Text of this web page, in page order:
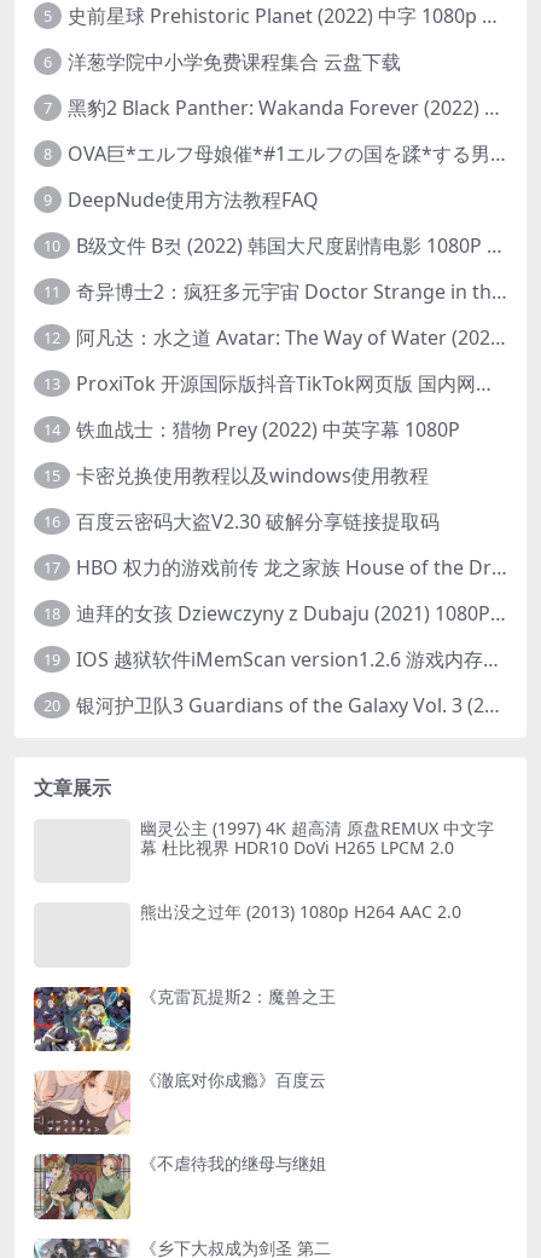
5 史前星球 Prehistoric Planet (2022) 中字 1080p 高清 阿里云盘 2022.5.27已更新全集
6 洋葱学院中小学免费课程集合 云盘下载
7 黑豹2 Black Panther: Wakanda Forever (2022) 高清版
8 OVA巨*エルフ母娘催*#1エルフの国を蹂*する男。汚された女王と姫
9 DeepNude使用方法教程FAQ
10 B级文件 B컷 (2022) 韩国大尺度剧情电影 1080P 中字
11 奇异博士2：疯狂多元宇宙 Doctor Strange in the Multiverse of Madness (2022) 高清版1080p
12 阿凡达：水之道 Avatar: The Way of Water (2022) 1080p 2k 4k 中文字幕
13 ProxiTok 开源国际版抖音TikTok网页版 国内网络直连
14 铁血战士：猎物 Prey (2022) 中英字幕 1080P
15 卡密兑换使用教程以及windows使用教程
16 百度云密码大盗V2.30 破解分享链接提取码
17 HBO 权力的游戏前传 龙之家族 House of the Dragon (2022) 中字 1080P 更新4集
18 迪拜的女孩 Dziewczyny z Dubaju (2021) 1080P 中字
19 IOS 越狱软件iMemScan version1.2.6 游戏内存修改器
20 银河护卫队3 Guardians of the Galaxy Vol. 3 (2023)4K高清资源1080p只分享精品
文章展示
幽灵公主 (1997) 4K 超高清 原盘REMUX 中文字
幕 杜比视界 HDR10 DoVi H265 LPCM 2.0
熊出没之过年 (2013) 1080p H264 AAC 2.0
《克雷瓦提斯2：魔兽之王
《澈底对你成瘾》百度云
《不虐待我的继母与继姐
《乡下大叔成为剑圣 第二